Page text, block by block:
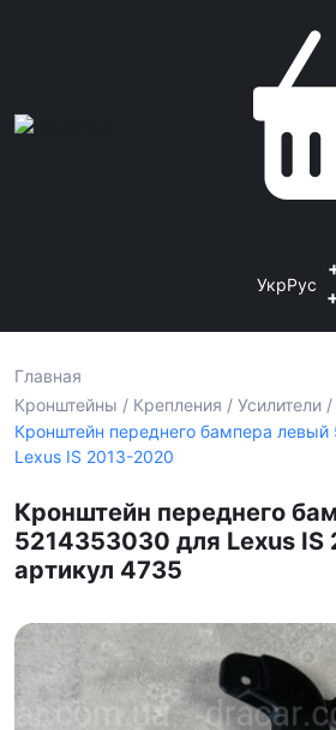
УкрРус
Главная
Кронштейны / Крепления / Усилители
Кронштейн переднего бампера
Lexus IS 2013-2020
Кронштейн переднего
5214353030 для Lexus
артикул 4735